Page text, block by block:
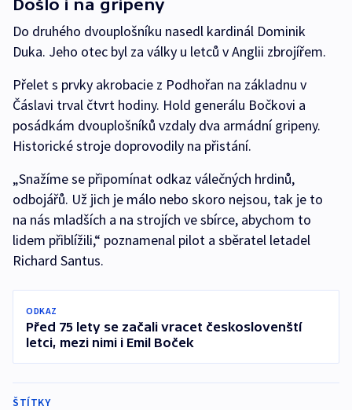
Došlo i na gripeny
Do druhého dvouplošníku nasedl kardinál Dominik
Duka. Jeho otec byl za války u letců v Anglii zbrojířem.
Přelet s prvky akrobacie z Podhořan na základnu v
Čáslavi trval čtvrt hodiny. Hold generálu Bočkovi a
posádkám dvouplošníků vzdaly dva armádní gripeny.
Historické stroje doprovodily na přistání.
„Snažíme se připomínat odkaz válečných hrdinů,
odbojářů. Už jich je málo nebo skoro nejsou, tak je to
na nás mladších a na strojích ve sbírce, abychom to
lidem přiblížili,“ poznamenal pilot a sběratel letadel
Richard Santus.
ODKAZ
Před 75 lety se začali vracet českoslovenští
letci, mezi nimi i Emil Boček
ŠTÍTKY